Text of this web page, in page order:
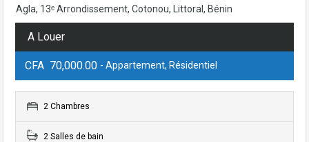
Agla, 13ᵉ Arrondissement, Cotonou, Littoral, Bénin
A Louer
CFA 70,000.00 - Appartement, Résidentiel
2 Chambres
2 Salles de bain